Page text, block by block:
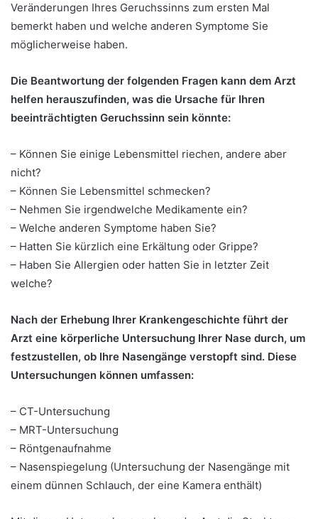
Veränderungen Ihres Geruchssinns zum ersten Mal
bemerkt haben und welche anderen Symptome Sie
möglicherweise haben.
Die Beantwortung der folgenden Fragen kann dem Arzt
helfen herauszufinden, was die Ursache für Ihren
beeinträchtigten Geruchssinn sein könnte:
– Können Sie einige Lebensmittel riechen, andere aber
nicht?
– Können Sie Lebensmittel schmecken?
– Nehmen Sie irgendwelche Medikamente ein?
– Welche anderen Symptome haben Sie?
– Hatten Sie kürzlich eine Erkältung oder Grippe?
– Haben Sie Allergien oder hatten Sie in letzter Zeit
welche?
Nach der Erhebung Ihrer Krankengeschichte führt der
Arzt eine körperliche Untersuchung Ihrer Nase durch, um
festzustellen, ob Ihre Nasengänge verstopft sind. Diese
Untersuchungen können umfassen:
– CT-Untersuchung
– MRT-Untersuchung
– Röntgenaufnahme
– Nasenspiegelung (Untersuchung der Nasengänge mit
einem dünnen Schlauch, der eine Kamera enthält)